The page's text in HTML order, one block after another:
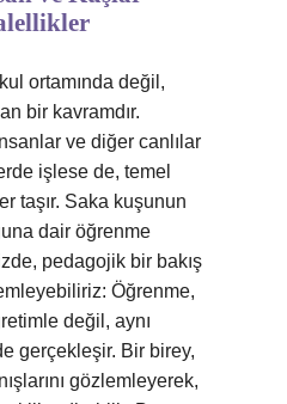
ortamında değil,
bir kavramdır.
ve diğer canlılar
işlese de, temel
taşır. Saka kuşunun
dair öğrenme
pedagojik bir bakış
Öğrenme,
değil, aynı
gerçekleşir. Bir birey,
gözlemleyerek,